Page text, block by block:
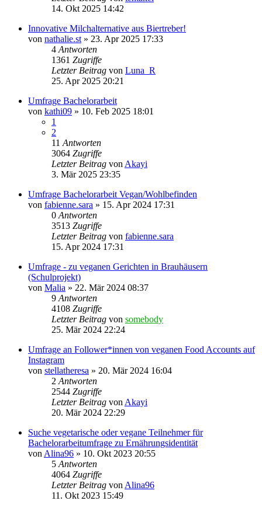
14. Okt 2025 14:42
Innovative Milchalternative aus Biertreber!
von nathalie.st » 23. Apr 2025 17:33
4 Antworten
1361 Zugriffe
Letzter Beitrag von Luna_R
25. Apr 2025 20:21
Umfrage Bachelorarbeit
von kathi09 » 10. Feb 2025 18:01
1
2
11 Antworten
3064 Zugriffe
Letzter Beitrag von Akayi
3. Mär 2025 23:35
Umfrage Bachelorarbeit Vegan/Wohlbefinden
von fabienne.sara » 15. Apr 2024 17:31
0 Antworten
3513 Zugriffe
Letzter Beitrag von fabienne.sara
15. Apr 2024 17:31
Umfrage - zu veganen Gerichten in Brauhäusern
(Schulprojekt)
von Malia » 22. Mär 2024 08:37
9 Antworten
4108 Zugriffe
Letzter Beitrag von somebody
25. Mär 2024 22:24
Umfrage an Follower*innen von veganen Food Accounts auf
Instagram
von stellatheresa » 20. Mär 2024 16:04
2 Antworten
2544 Zugriffe
Letzter Beitrag von Akayi
20. Mär 2024 22:29
Suche vegetarische oder vegane Teilnehmer für
Bachelorarbeitumfrage zu Ernährungsidentität
von Alina96 » 10. Okt 2023 20:55
5 Antworten
4064 Zugriffe
Letzter Beitrag von Alina96
11. Okt 2023 15:49